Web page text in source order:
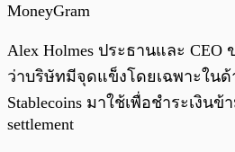
MoneyGram
Alex Holmes ประธานและ CEO
ว่าบริษัทมีจุดแข็งโดยเฉพาะใน
Stablecoins มาใช้เพื่อชำระเงิน
settlement